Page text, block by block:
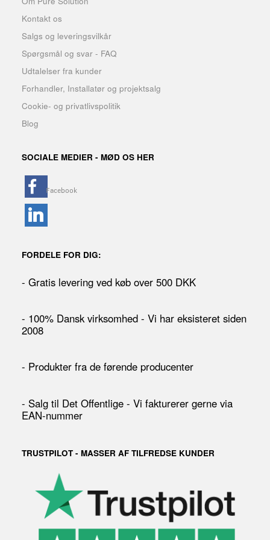
Kontakt os
Salgs og leveringsvilkår
Spørgsmål og svar - FAQ
Udtalelser fra kunder
Forhandler, Installatør og projektsalg
Cookie- og privatlivspolitik
Blog
SOCIALE MEDIER - MØD OS HER
FORDELE FOR DIG:
- Gratis levering ved køb over 500 DKK
- 100% Dansk virksomhed - Vi har eksisteret siden
2008
- Produkter fra de førende producenter
- Salg til Det Offentlige - Vi fakturerer gerne via
EAN-nummer
TRUSTPILOT - MASSER AF TILFREDSE KUNDER